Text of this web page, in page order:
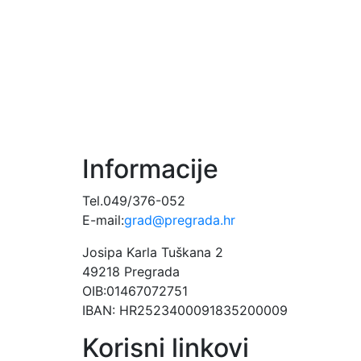
Informacije
Tel.049/376-052
E-mail:grad@pregrada.hr
Josipa Karla Tuškana 2
49218 Pregrada
OIB:01467072751
IBAN: HR2523400091835200009
Korisni linkovi